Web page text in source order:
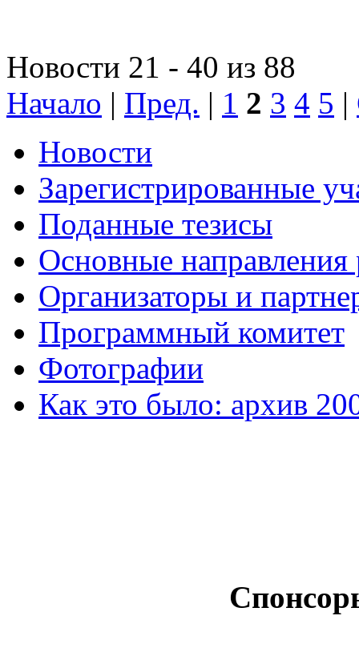
Новости 21 - 40 из 88
Начало | Пред. | 1 2 3 4 5 |
Новости
Зарегистрированные
Поданные тезисы
Основные направления
Организаторы и
Программный комитет
Фотографии
Как это было: архив